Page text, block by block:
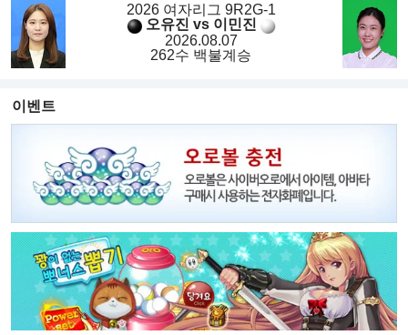
2026 여자리그 9R2G-1
오유진 vs 이민진
2026.08.07
262수 백불계승
이벤트